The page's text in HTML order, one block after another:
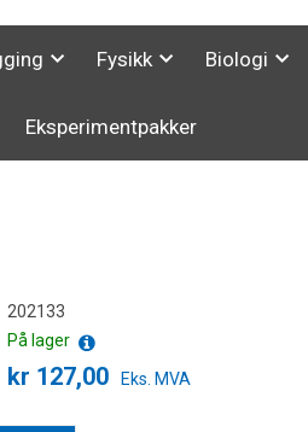
Fysikk Biologi
Eksperimentpakker
202133
På lager
kr 127,00 Eks. MVA